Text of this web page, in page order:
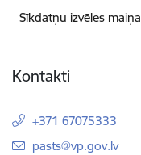
Sīkdatņu izvēles maiņa
Kontakti
+371 67075333
E-pasts:
pasts@vp.gov.lv